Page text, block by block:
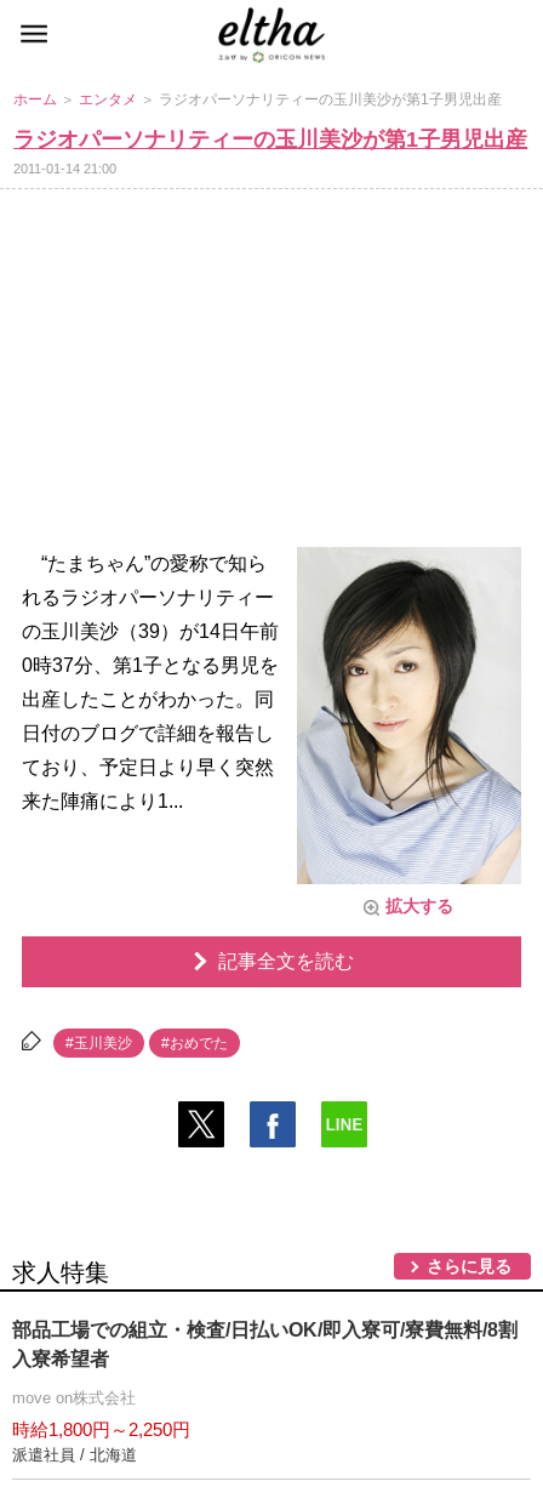
ホーム ＞ エンタメ ＞ ラジオパーソナリティーの玉川美沙が第1子男児出産
ラジオパーソナリティーの玉川美沙が第1子男児出産
2011-01-14 21:00
拡大する
“たまちゃん”の愛称で知ら
れるラジオパーソナリティー
の玉川美沙（39）が14日午前
0時37分、第1子となる男児を
出産したことがわかった。同
日付のブログで詳細を報告し
ており、予定日より早く突然
来た陣痛により1...
記事全文を読む
#玉川美沙 #おめでた
求人特集 さらに見る
部品工場での組立・検査/日払いOK/即入寮可/寮費無料/8割
入寮希望者
move on株式会社
時給1,800円～2,250円
派遣社員 / 北海道